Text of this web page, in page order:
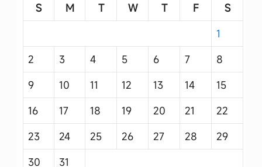
S
M T W T F
S
1
2
3 4 5 6 7
8
9
10 11 12 13 14
15
16
17 18 19 20 21
22
23
24 25 26 27 28
29
30
31